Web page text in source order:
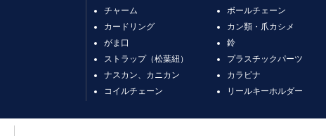
チャーム
ボールチェーン
カードリング
カン類・爪カシメ
がま口
鈴
ストラップ（松葉紐）
プラスチックパーツ
ナスカン、カニカン
カラビナ
コイルチェーン
リールキーホルダー